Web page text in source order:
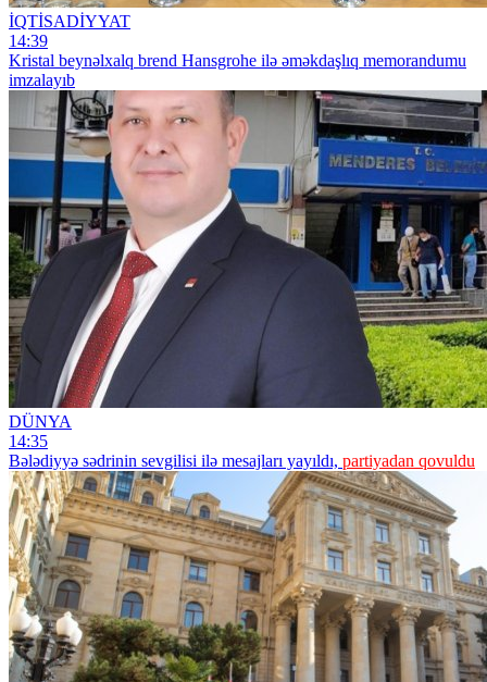
İQTİSADİYYAT
14:39
Kristal beynəlxalq brend Hansgrohe ilə əməkdaşlıq memorandumu
imzalayıb
DÜNYA
14:35
Bələdiyyə sədrinin sevgilisi ilə mesajları yayıldı, partiyadan qovuldu